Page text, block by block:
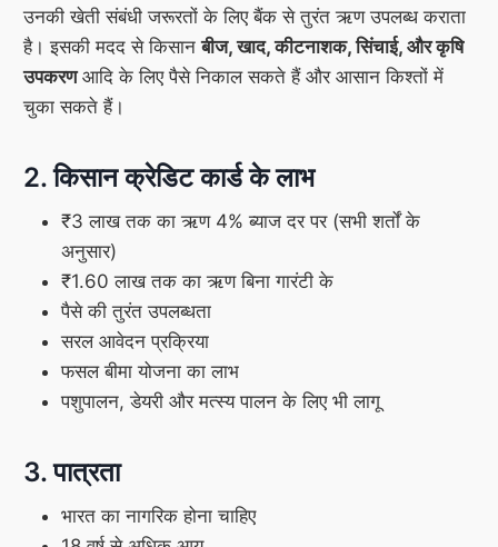
उनकी खेती संबंधी जरूरतों के लिए बैंक से तुरंत ऋण उपलब्ध कराता
है। इसकी मदद से किसानबीज, खाद, कीटनाशक, सिंचाई, और कृषि
उपकरणआदि के लिए पैसे निकाल सकते हैं और आसान किश्तों में
चुका सकते हैं।
2. किसान क्रेडिट कार्ड के लाभ
₹3 लाख तक का ऋण 4% ब्याज दर पर (सभी शर्तों के
अनुसार)
₹1.60 लाख तक का ऋण बिना गारंटी के
पैसे की तुरंत उपलब्धता
सरल आवेदन प्रक्रिया
फसल बीमा योजना का लाभ
पशुपालन, डेयरी और मत्स्य पालन के लिए भी लागू
3. पात्रता
भारत का नागरिक होना चाहिए